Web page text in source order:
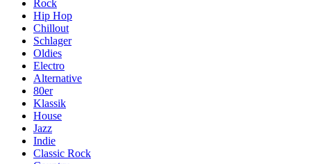
Rock
Hip Hop
Chillout
Schlager
Oldies
Electro
Alternative
80er
Klassik
House
Jazz
Indie
Classic Rock